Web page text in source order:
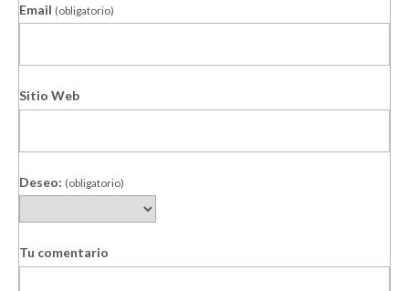
Email (obligatorio)
Sitio Web
Deseo: (obligatorio)
Tu comentario